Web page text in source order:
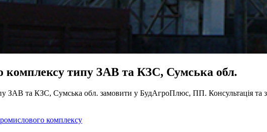
комплексу типу ЗАВ та КЗС, Сумська обл.
ЗАВ та КЗС, Сумська обл. замовити у БудАгроПлюс, ПП. Консультація та
комплексу